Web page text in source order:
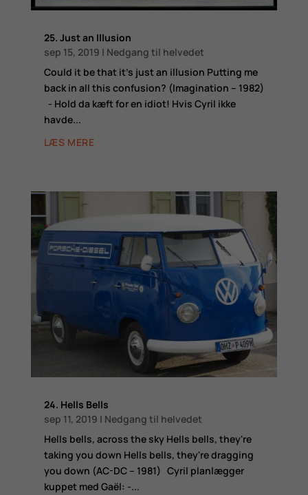
25. Just an Illusion
sep 15, 2019 | Nedgang til helvedet
Could it be that it's just an illusion Putting me
back in all this confusion? (Imagination – 1982)
- Hold da kæft for en idiot! Hvis Cyril ikke
havde...
LÆS MERE
24. Hells Bells
sep 11, 2019 | Nedgang til helvedet
​Hells bells, across the sky Hells bells, they're
taking you down Hells bells, they're dragging
you down (AC-DC – 1981) Cyril planlægger
kuppet med Gaël: -...